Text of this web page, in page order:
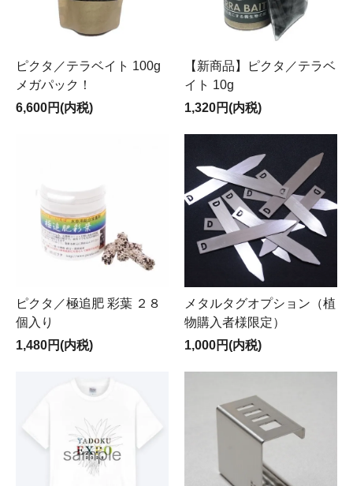
ピクタ／テラベイト 100g
メガパック！
6,600円(内税)
【新商品】ピクタ／テラベ
イト 10g
1,320円(内税)
ピクタ／極追肥 彩葉 ２８
個入り
1,480円(内税)
メタルタグオプション（植
物購入者様限定）
1,000円(内税)